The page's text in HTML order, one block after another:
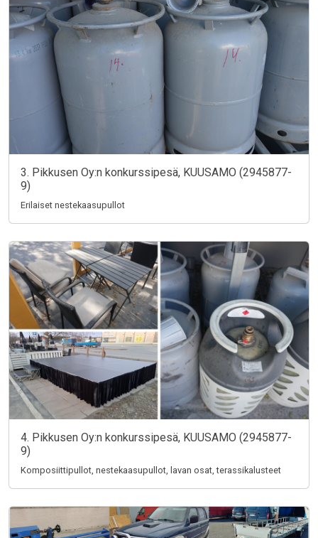
3. Pikkusen Oy:n konkurssipesä, KUUSAMO (2945877-
9)
Erilaiset nestekaasupullot
4. Pikkusen Oy:n konkurssipesä, KUUSAMO (2945877-
9)
Komposiittipullot, nestekaasupullot, lavan osat, terassikalusteet